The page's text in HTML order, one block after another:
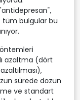
tüm bulgular bu
azaltma (dört
sürede dozun
ve standart